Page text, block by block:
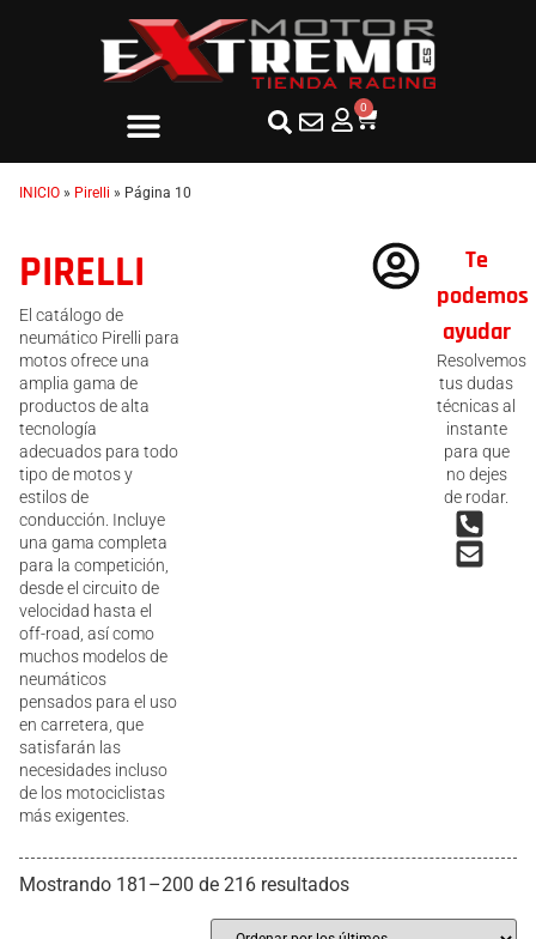
0
INICIO » Pirelli » Página 10
PIRELLI
El catálogo de
neumático Pirelli para
motos ofrece una
amplia gama de
productos de alta
tecnología
adecuados para todo
tipo de motos y
estilos de
conducción. Incluye
una gama completa
para la competición,
desde el circuito de
velocidad hasta el
off-road, así como
muchos modelos de
neumáticos
pensados para el uso
en carretera, que
satisfarán las
necesidades incluso
de los motociclistas
más exigentes.
Te
podemos
ayudar
Resolvemos
tus dudas
técnicas al
instante
para que
no dejes
de rodar.
Mostrando 181–200 de 216 resultados